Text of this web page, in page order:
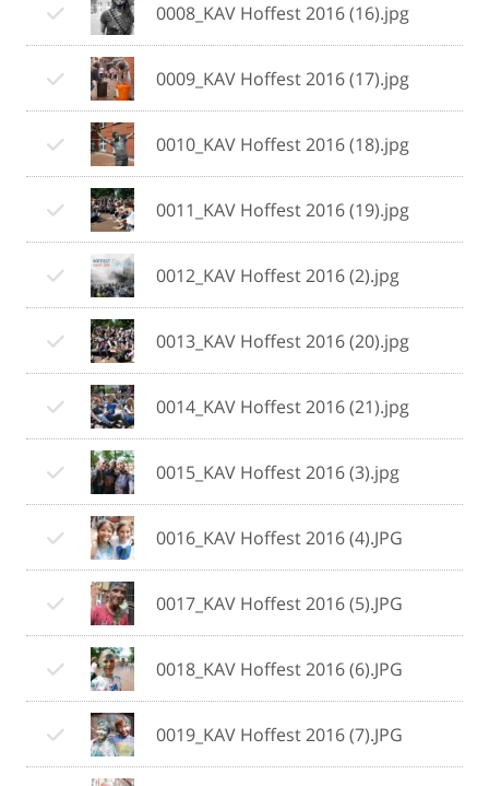
0008_KAV Hoffest 2016 (16).jpg
0009_KAV Hoffest 2016 (17).jpg
0010_KAV Hoffest 2016 (18).jpg
0011_KAV Hoffest 2016 (19).jpg
0012_KAV Hoffest 2016 (2).jpg
0013_KAV Hoffest 2016 (20).jpg
0014_KAV Hoffest 2016 (21).jpg
0015_KAV Hoffest 2016 (3).jpg
0016_KAV Hoffest 2016 (4).JPG
0017_KAV Hoffest 2016 (5).JPG
0018_KAV Hoffest 2016 (6).JPG
0019_KAV Hoffest 2016 (7).JPG